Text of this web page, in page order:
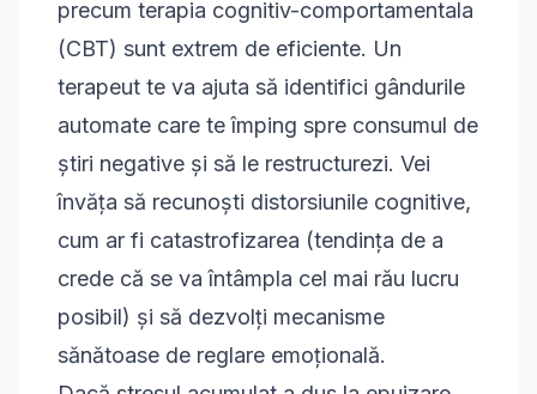
precum terapia cognitiv-comportamentala
(CBT) sunt extrem de eficiente. Un
terapeut te va ajuta să identifici gândurile
automate care te împing spre consumul de
știri negative și să le restructurezi. Vei
învăța să recunoști distorsiunile cognitive,
cum ar fi catastrofizarea (tendința de a
crede că se va întâmpla cel mai rău lucru
posibil) și să dezvolți mecanisme
sănătoase de reglare emoțională.